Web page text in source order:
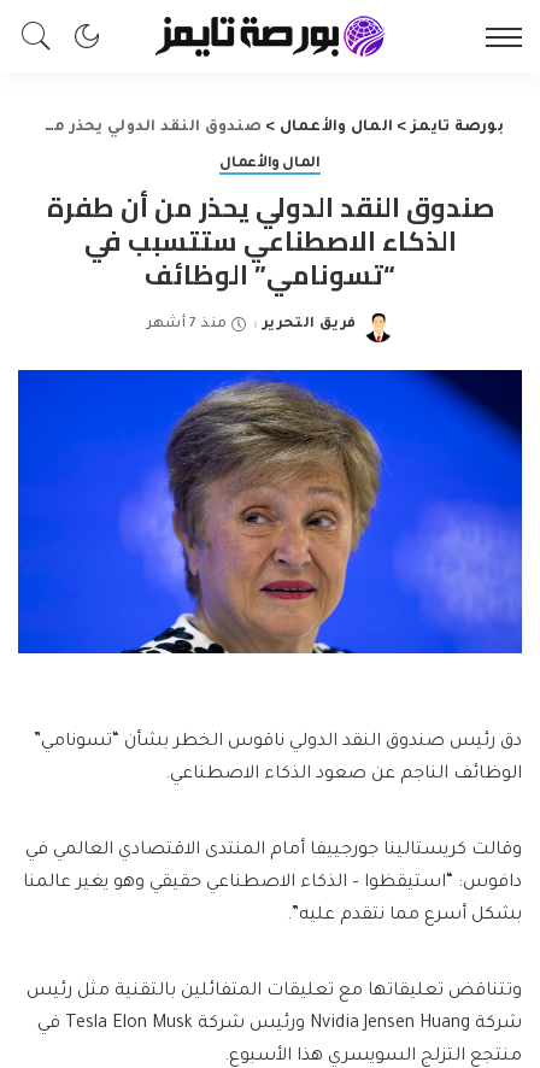
بورصة تايمز> المال والأعمال > صندوق النقد الدولي يحذر من أن طفرة الذكاء الاصطناعي ستتسبب في “تسونامي” الوظائف
المال والأعمال
صندوق النقد الدولي يحذر من أن طفرة
الذكاء الاصطناعي ستتسبب في
“تسونامي” الوظائف
Posted
فريق التحرير منذ 7 أشهر
دق رئيس صندوق النقد الدولي ناقوس الخطر بشأن “تسونامي”
الوظائف الناجم عن صعود الذكاء الاصطناعي.
وقالت كريستالينا جورجييفا أمام المنتدى الاقتصادي العالمي في
دافوس: “استيقظوا – الذكاء الاصطناعي حقيقي وهو يغير عالمنا
بشكل أسرع مما نتقدم عليه”.
وتتناقض تعليقاتها مع تعليقات المتفائلين بالتقنية مثل رئيس
شركة Nvidia Jensen Huang ورئيس شركة Tesla Elon Musk في
منتجع التزلج السويسري هذا الأسبوع.